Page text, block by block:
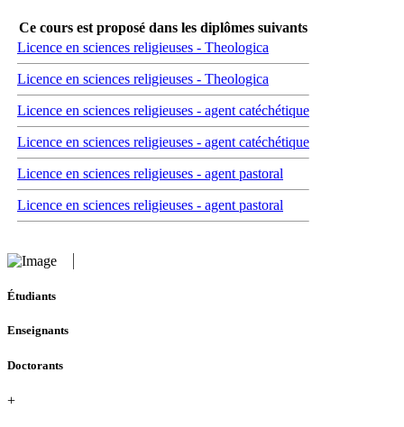
Ce cours est proposé dans les diplômes suivants
Licence en sciences religieuses - Theologica
Licence en sciences religieuses - Theologica
Licence en sciences religieuses - agent catéchétique
Licence en sciences religieuses - agent catéchétique
Licence en sciences religieuses - agent pastoral
Licence en sciences religieuses - agent pastoral
Étudiants
Enseignants
Doctorants
+